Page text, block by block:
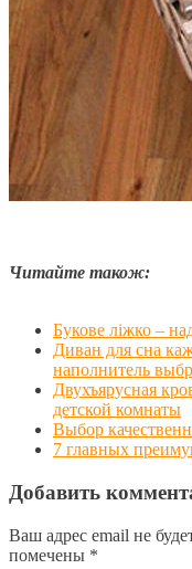
Читайте також:
Букове ліжко –
Диван для сна
наполнитель
Двухъярусная
детской комнаты
Выбор
7 главных
Добавить
Ваш адрес email не
помечены *